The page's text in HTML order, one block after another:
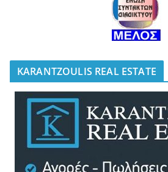
KARANTZOULIS REAL ESTATE